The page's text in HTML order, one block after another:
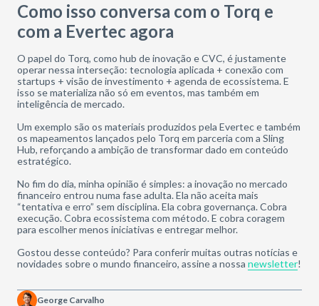
Como isso conversa com o Torq e
com a Evertec agora
O papel do Torq, como hub de inovação e CVC, é justamente
operar nessa interseção: tecnologia aplicada + conexão com
startups + visão de investimento + agenda de ecossistema. E
isso se materializa não só em eventos, mas também em
inteligência de mercado.
Um exemplo são os materiais produzidos pela Evertec e também
os mapeamentos lançados pelo Torq em parceria com a Sling
Hub, reforçando a ambição de transformar dado em conteúdo
estratégico.
No fim do dia, minha opinião é simples: a inovação no mercado
financeiro entrou numa fase adulta. Ela não aceita mais
“tentativa e erro” sem disciplina. Ela cobra governança. Cobra
execução. Cobra ecossistema com método. E cobra coragem
para escolher menos iniciativas e entregar melhor.
Gostou desse conteúdo? Para conferir muitas outras notícias e
novidades sobre o mundo financeiro, assine a nossa newsletter!
George Carvalho